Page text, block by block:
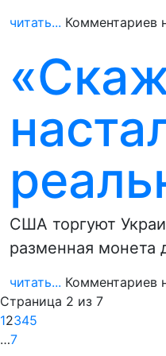
читать... Комментариев
США торгуют
разменная монета
читать... Комментариев
Страница 2 из 7
12345
…7